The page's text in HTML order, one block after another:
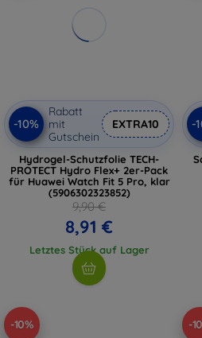
-10%
Rabatt
mit
Gutschein
EXTRA10
Hydrogel-Schutzfolie TECH-
PROTECT Hydro Flex+ 2er-Pack
für Huawei Watch Fit 5 Pro, klar
(5906302323852)
9,90 €
8,91 €
Letztes Stück auf Lager
-
-10% -